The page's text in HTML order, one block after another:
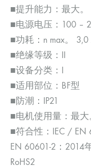
■提升能力：最大
■电源电压：100 –
■功耗：n max。 3,0
■绝缘等级：II
■设备分类：I
■适用部位：BF型
■防潮：IP21
■电机使用量：最
■符合性：IEC / EN
EN 60601-2：2014
RoHS2